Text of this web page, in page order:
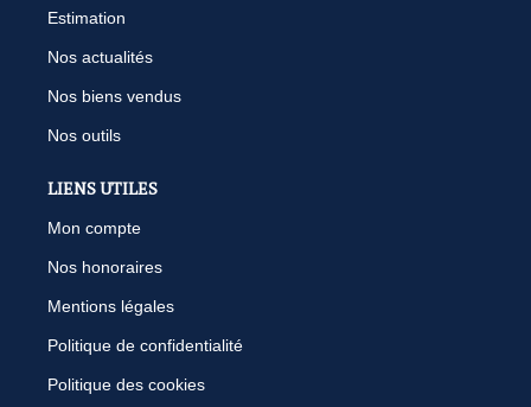
Estimation
Nos actualités
Nos biens vendus
Nos outils
LIENS UTILES
Mon compte
Nos honoraires
Mentions légales
Politique de confidentialité
Politique des cookies